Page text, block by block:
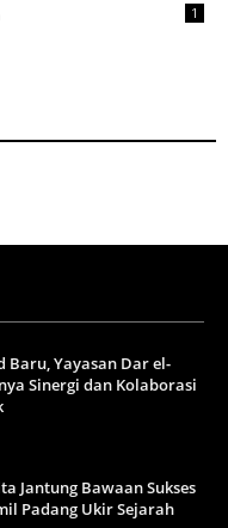
1
Baru, Yayasan Dar el-
Sinergi dan Kolaborasi
Jantung Bawaan Sukses
Padang Ukir Sejarah